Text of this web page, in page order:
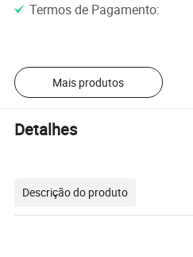
Termos de Pagamento:
Mais produtos
Detalhes
Descrição do produto